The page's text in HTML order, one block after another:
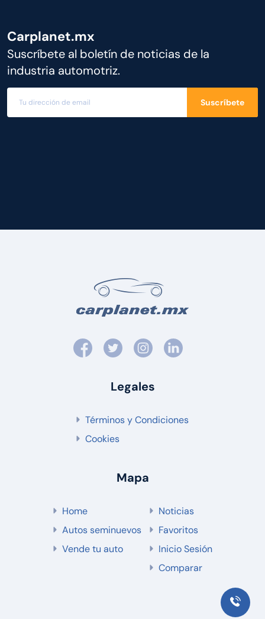
Carplanet.mx
Suscríbete al boletín de noticias de la
industria automotriz.
Suscríbete
Legales
Términos y Condiciones
Cookies
Mapa
Home
Autos seminuevos
Vende tu auto
Noticias
Favoritos
Inicio Sesión
Comparar